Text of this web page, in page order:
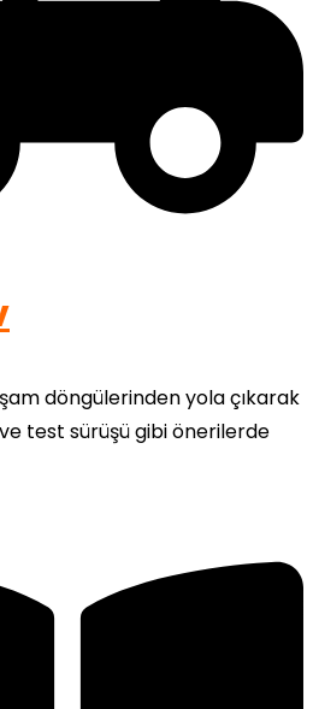
döngülerinden yola çıkarak
test sürüşü gibi önerilerde